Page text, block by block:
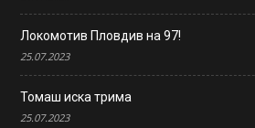
Локомотив Пловдив на 97!
25.07.2023
Томаш иска трима
25.07.2023